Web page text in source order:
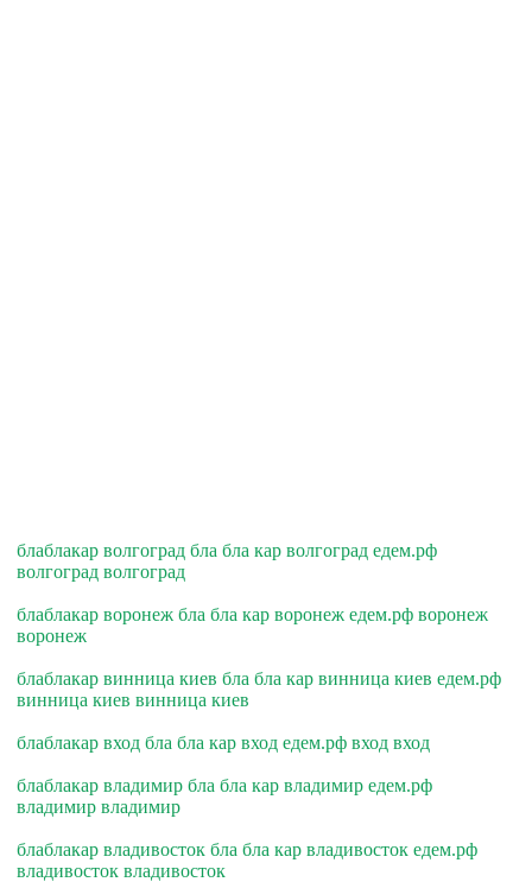
блаблакар волгоград бла бла кар волгоград едем.рф
волгоград волгоград
блаблакар воронеж бла бла кар воронеж едем.рф воронеж
воронеж
блаблакар винница киев бла бла кар винница киев едем.рф
винница киев винница киев
блаблакар вход бла бла кар вход едем.рф вход вход
блаблакар владимир бла бла кар владимир едем.рф
владимир владимир
блаблакар владивосток бла бла кар владивосток едем.рф
владивосток владивосток